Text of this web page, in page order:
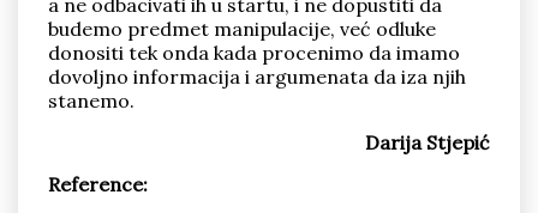
a ne odbacivati ih u startu, i ne dopustiti da
budemo predmet manipulacije, već odluke
donositi tek onda kada procenimo da imamo
dovoljno informacija i argumenata da iza njih
stanemo.
Darija Stjepić
Reference: